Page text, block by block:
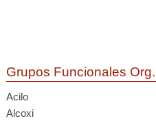
Grupos Funcionales Org.
Acilo
Alcoxi